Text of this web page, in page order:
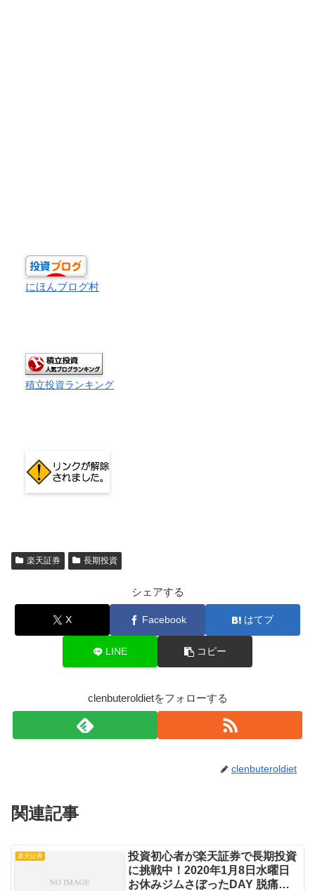
にほんブログ村
積立投資ランキング
楽天証券 長期投資
シェアする
X Facebook はてブ
LINE コピー
clenbuteroldietをフォローする
clenbuteroldiet
関連記事
楽天証券
投資初心者が楽天証券で長期投資
に挑戦中！2020年1月8日水曜日
お休みジムさぼったDAY 脱痛み